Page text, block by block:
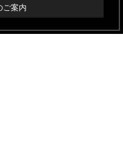
ご案内